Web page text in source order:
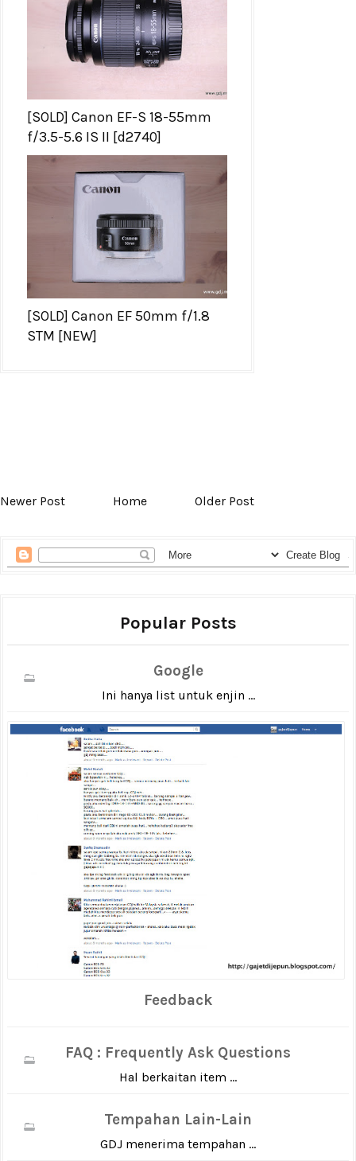
[SOLD] Canon EF-S 18-55mm
f/3.5-5.6 IS II [d2740]
[SOLD] Canon EF 50mm f/1.8
STM [NEW]
Newer Post Home Older Post
Popular Posts
Google
Ini hanya list untuk enjin ...
Feedback
FAQ : Frequently Ask Questions
Hal berkaitan item ...
Tempahan Lain-Lain
GDJ menerima tempahan ...